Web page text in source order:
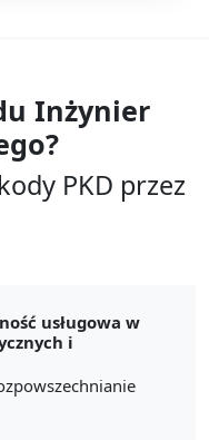
Inżynier
PKD przez
usługowa w
i